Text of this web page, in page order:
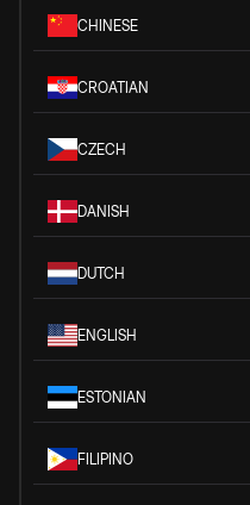
CHINESE
CROATIAN
CZECH
DANISH
DUTCH
ENGLISH
ESTONIAN
FILIPINO